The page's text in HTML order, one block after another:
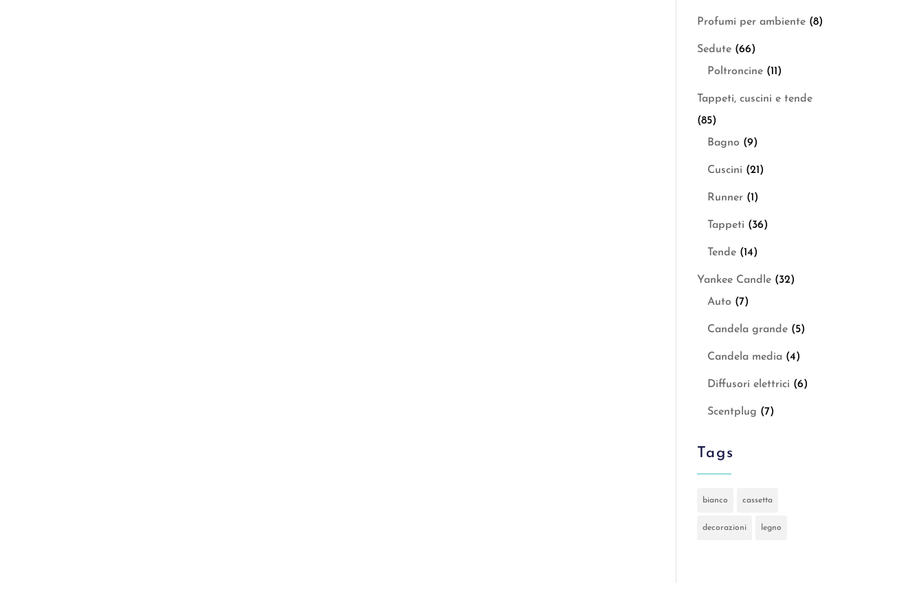
Profumi per ambiente (8)
Sedute (66)
Poltroncine (11)
Tappeti, cuscini e tende
(85)
Bagno (9)
Cuscini (21)
Runner (1)
Tappeti (36)
Tende (14)
Yankee Candle (32)
Auto (7)
Candela grande (5)
Candela media (4)
Diffusori elettrici (6)
Scentplug (7)
Tags
bianco cassetta
decorazioni legno